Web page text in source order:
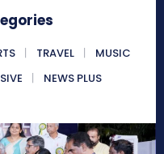
TRAVEL
MUSIC
NEWS PLUS